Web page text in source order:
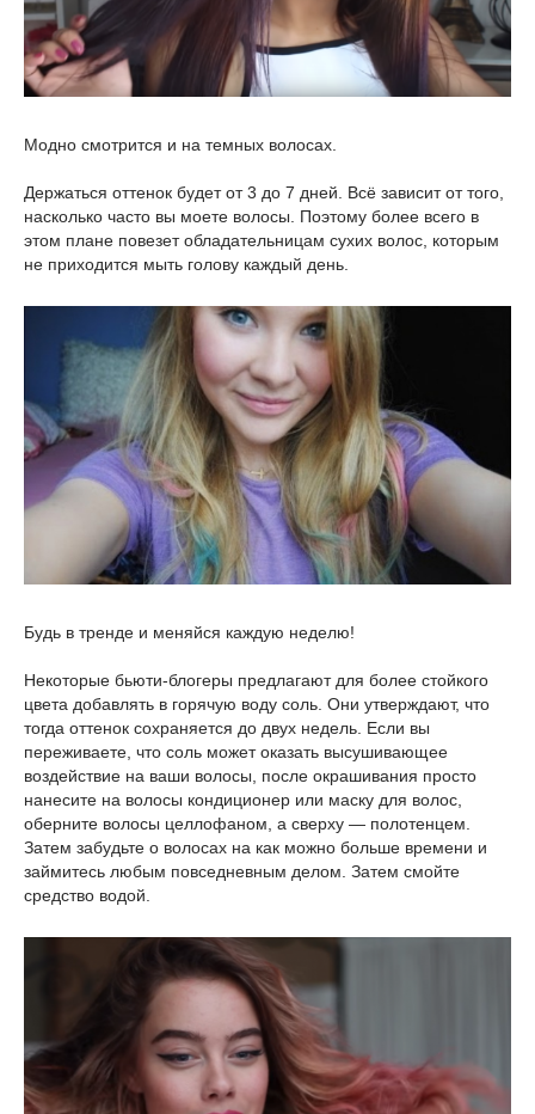
Модно смотрится и на темных волосах.
Держаться оттенок будет от 3 до 7 дней. Всё зависит от того,
насколько часто вы моете волосы. Поэтому более всего в
этом плане повезет обладательницам сухих волос, которым
не приходится мыть голову каждый день.
Будь в тренде и меняйся каждую неделю!
Некоторые бьюти-блогеры предлагают для более стойкого
цвета добавлять в горячую воду соль. Они утверждают, что
тогда оттенок сохраняется до двух недель. Если вы
переживаете, что соль может оказать высушивающее
воздействие на ваши волосы, после окрашивания просто
нанесите на волосы кондиционер или маску для волос,
оберните волосы целлофаном, а сверху — полотенцем.
Затем забудьте о волосах на как можно больше времени и
займитесь любым повседневным делом. Затем смойте
средство водой.